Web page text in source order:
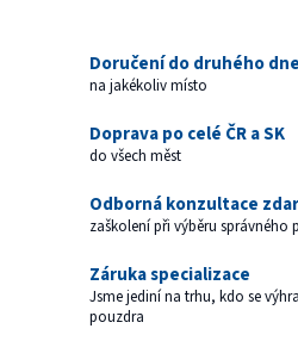
Doručení do druhého dne
na jakékoliv místo
Doprava po celé ČR a SK
do všech měst
Odborná konzultace
zaškolení při výběru správného
Záruka specializace
Jsme jediní na trhu, kdo se
pouzdra